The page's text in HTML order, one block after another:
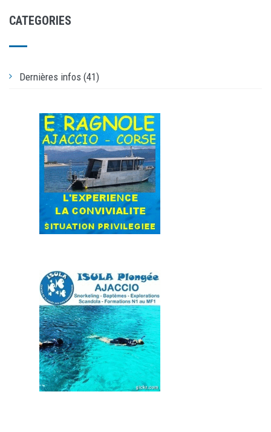
CATEGORIES
Dernières infos (41)